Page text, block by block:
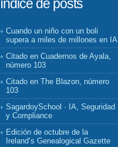
índice de posts
Cuando un niño con un boli
supera a miles de millones en IA
Citado en Cuadernos de Ayala,
número 103
Citado en The Blazon, número
103
SagardoySchool · IA, Seguridad
y Compliance
Edición de octubre de la
Ireland’s Genealogical Gazette